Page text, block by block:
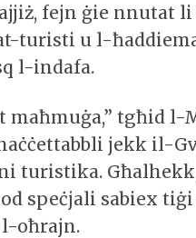
fejn ġie nnutat
turisti u l-
l-indafa.
maħmuġa,” tgħid
jekk il-
turistika.
speċjali sabiex
oħrajn.